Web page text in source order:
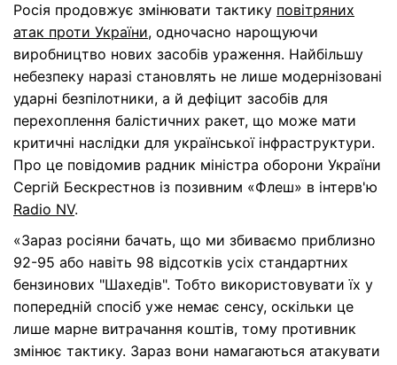
Росія продовжує змінювати тактику повітряних
атак проти України, одночасно нарощуючи
виробництво нових засобів ураження. Найбільшу
небезпеку наразі становлять не лише модернізовані
ударні безпілотники, а й дефіцит засобів для
перехоплення балістичних ракет, що може мати
критичні наслідки для української інфраструктури.
Про це повідомив радник міністра оборони України
Сергій Бескрестнов із позивним «Флеш» в інтерв'ю
Radio NV.
«Зараз росіяни бачать, що ми збиваємо приблизно
92-95 або навіть 98 відсотків усіх стандартних
бензинових "Шахедів". Тобто використовувати їх у
попередній спосіб уже немає сенсу, оскільки це
лише марне витрачання коштів, тому противник
змінює тактику. Зараз вони намагаються атакувати